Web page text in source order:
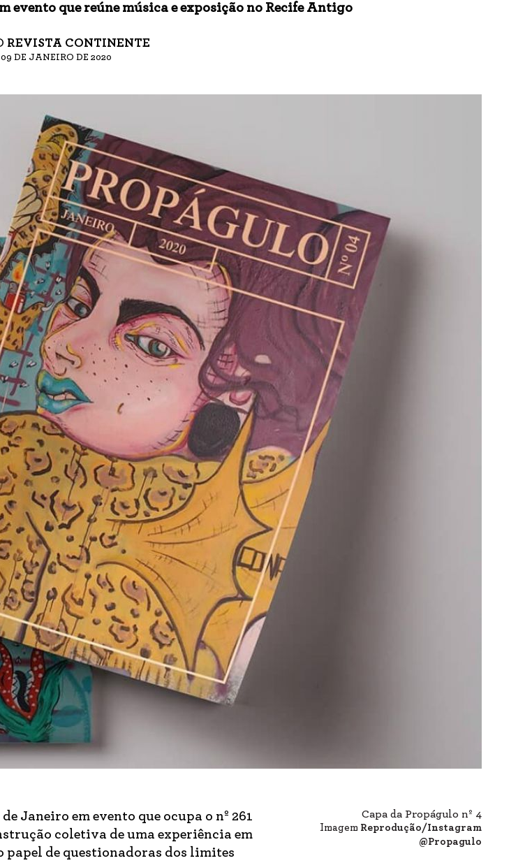
evento que reúne música e exposição no Recife Antigo
REVISTA CONTINENTE
09 DE JANEIRO DE 2020
Capa da Propágulo nº 4
Imagem Reprodução/Instagram
@Propagulo
Janeiro em evento que ocupa o nº 261
coletiva de uma experiência em
papel de questionadoras dos limites